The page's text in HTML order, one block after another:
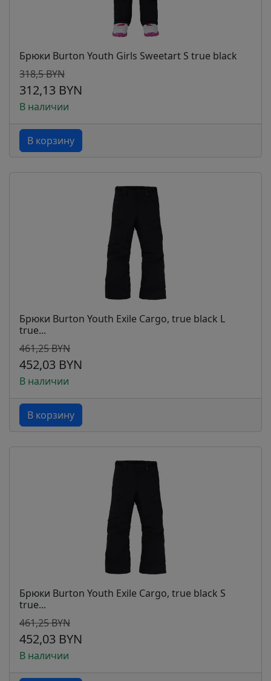
Брюки Burton Youth Girls Sweetart S true black
318,5 BYN
312,13 BYN
В наличии
В корзину
Брюки Burton Youth Exile Cargo, true black L
true...
461,25 BYN
452,03 BYN
В наличии
В корзину
Брюки Burton Youth Exile Cargo, true black S
true...
461,25 BYN
452,03 BYN
В наличии